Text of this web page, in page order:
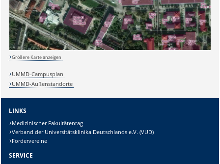
Lösung:
Größere Karte anzeigen
UMMD-Campusplan
UMMD-Außenstandorte
LINKS
Medizinischer Fakultätentag
Verband der Universitätsklinika Deutschlands e.V. (VUD)
Fördervereine
SERVICE